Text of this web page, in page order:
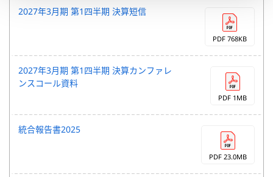
2027年3月期 第1四半期 決算短信
PDF 768KB
2027年3月期 第1四半期 決算カンファレ
ンスコール資料
PDF 1MB
統合報告書2025
PDF 23.0MB